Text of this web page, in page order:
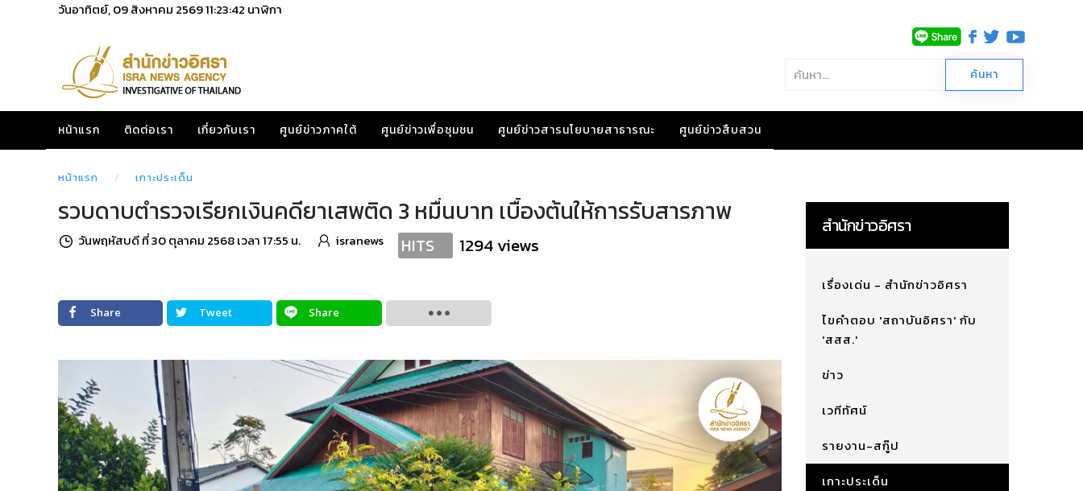
วันอาทิตย์, 09 สิงหาคม 256911:23:43 นาฬิกา
หน้าแรก ติดต่อเรา เกี่ยวกับเรา ศูนย์ข่าวภาคใต้ ศูนย์ข่าวเพื่อชุมชน ศูนย์ข่าวสารนโยบายสาธารณะ ศูนย์ข่าวสืบสวน
หน้าแรก เกาะประเด็น
รวบดาบตำรวจเรียกเงินคดียาเสพติด 3 หมื่นบาท เบื้องต้นให้การรับสารภาพ
วันพฤหัสบดี ที่ 30 ตุลาคม 2568 เวลา 17:55 น. isranews HITS 1294 views
Share Tweet Share
สำนักข่าวอิศรา
เรื่องเด่น - สำนักข่าวอิศรา
ไขคำตอบ 'สถาบันอิศรา' กับ
'สสส.'
ข่าว
เวทีทัศน์
รายงาน-สกู๊ป
เกาะประเด็น